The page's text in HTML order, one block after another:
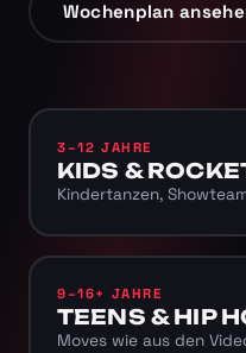
Wochenplan
3–12 JAHRE
KIDS &
Kindertanzen,
9–16+ JAHRE
TEENS & HIP
Moves wie aus den